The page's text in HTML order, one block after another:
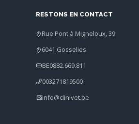
RESTONS EN CONTACT
Rue Pont à Migneloux, 39
6041 Gosselies
BE0882.669.811
003271819500
info@clinivet.be